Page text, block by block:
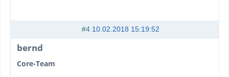
#4 10.02.2018 15:19:52
bernd
Core-Team